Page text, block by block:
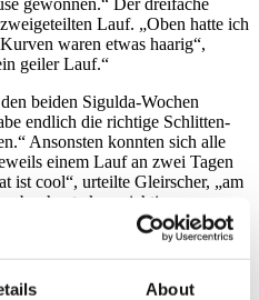
About
gewonnen.“ Der dreifache
Lauf. „Oben hatte ich
waren etwas haarig“,
geiler Lauf.“
beiden Sigulda-Wochen
endlich die richtige Schlitten-
Ansonsten konnten sich alle
einem Lauf an zwei Tagen
ist cool“, urteilte Gleirscher, „am
aber heute kam richtige
Bruder David kam auf Platz fünf
0,528).
konnte wegen einer